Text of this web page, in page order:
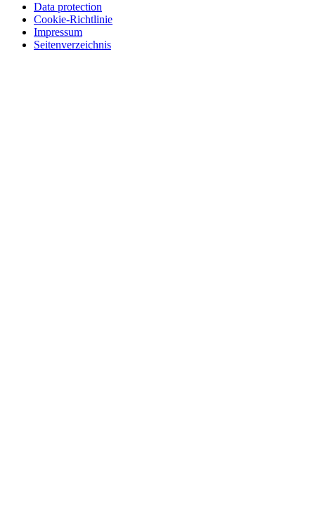
Data protection
Cookie-Richtlinie
Impressum
Seitenverzeichnis